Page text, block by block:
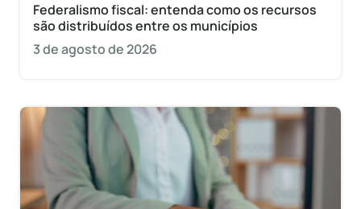
Federalismo fiscal: entenda como os recursos
são distribuídos entre os municípios
3 de agosto de 2026